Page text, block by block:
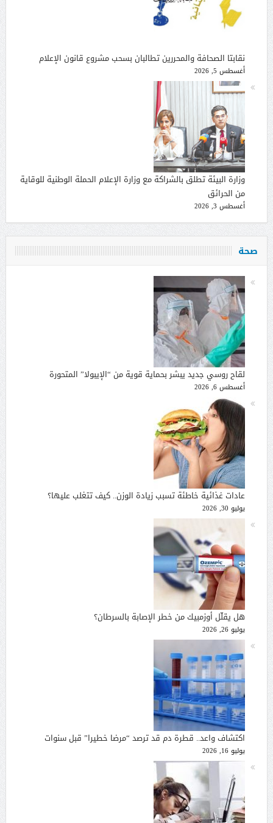
نقابتا الصحافة والمحررين تطالبان بسحب مشروع قانون الإعلام
أغسطس 5, 2026
وزارة البيئة تطلق بالشراكة مع وزارة الإعلام الحملة الوطنية للوقاية
من الحرائق
أغسطس 3, 2026
صحة
لقاح روسي جديد يبشر بحماية قوية من “الإيبولا” المتحورة
أغسطس 6, 2026
عادات غذائية خاطئة تسبب زيادة الوزن.. كيف تتغلب عليها؟
يوليو 30, 2026
هل يقلّل أوزمبيك من خطر الإصابة بالسرطان؟
يوليو 26, 2026
اكتشاف واعد.. قطرة دم قد ترصد “مرضا خطيرا” قبل سنوات
يوليو 16, 2026